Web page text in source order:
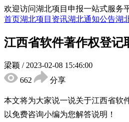
欢迎访问湖北项目申报一站式服务
首页湖北项目资讯湖北通知公告湖
江西省软件著作权登记
梁颖 / 2023-02-08 15:46:00
662
分享
本文将为大家说一说关于江西省软
以免费咨询小编为您解答说明！